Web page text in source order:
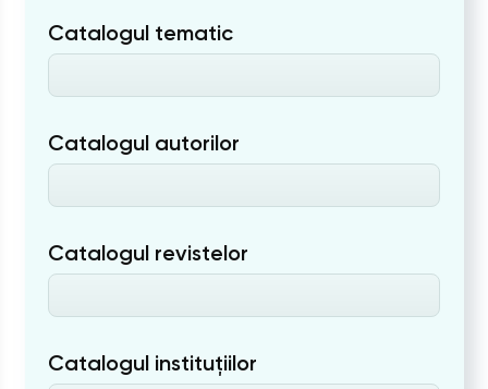
Catalogul tematic
Catalogul autorilor
Catalogul revistelor
Catalogul instituțiilor